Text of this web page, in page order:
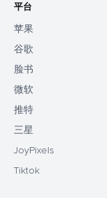
平台
苹果
谷歌
脸书
微软
推特
三星
JoyPixels
Tiktok